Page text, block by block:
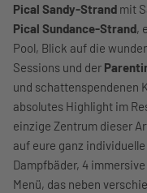
Pical Sandy-Strand mit
Pical Sundance-Strand,
Pool, Blick auf die
Sessions und der
und schattenspendenen
absolutes Highlight im
einzige Zentrum dieser
auf eure ganz
Dampfbäder, 4
Menü, das neben